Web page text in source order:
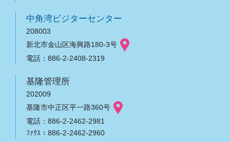
中角湾ビジターセンター
208003
新北市金山区海興路180-3号
電話：886-2-2408-2319
基隆管理所
202009
基隆市中正区平一路360号
電話：886-2-2462-2981
ﾌｧｸｽ：886-2-2462-2960